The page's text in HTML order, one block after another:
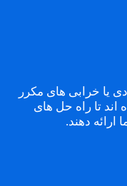
یا خرابی های مکرر
اند تا راه حل های
دهند.